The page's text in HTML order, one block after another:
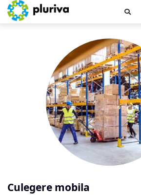
Cauta
Culegere mobila